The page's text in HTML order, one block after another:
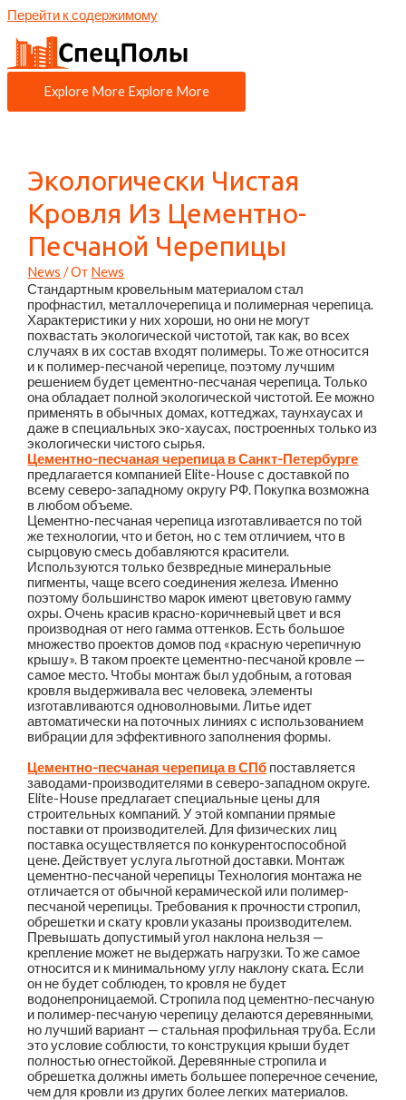
Перейти к содержимому
Explore More Explore More
Экологически Чистая
Кровля Из Цементно-
Песчаной Черепицы
News / От News
Стандартным кровельным материалом стал
профнастил, металлочерепица и полимерная черепица.
Характеристики у них хороши, но они не могут
похвастать экологической чистотой, так как, во всех
случаях в их состав входят полимеры. То же относится
и к полимер-песчаной черепице, поэтому лучшим
решением будет цементно-песчаная черепица. Только
она обладает полной экологической чистотой. Ее можно
применять в обычных домах, коттеджах, таунхаусах и
даже в специальных эко-хаусах, построенных только из
экологически чистого сырья.
Цементно-песчаная черепица в Санкт-Петербурге
предлагается компанией Elite-House с доставкой по
всему северо-западному округу РФ. Покупка возможна
в любом объеме.
Цементно-песчаная черепица изготавливается по той
же технологии, что и бетон, но с тем отличием, что в
сырцовую смесь добавляются красители.
Используются только безвредные минеральные
пигменты, чаще всего соединения железа. Именно
поэтому большинство марок имеют цветовую гамму
охры. Очень красив красно-коричневый цвет и вся
производная от него гамма оттенков. Есть большое
множество проектов домов под «красную черепичную
крышу». В таком проекте цементно-песчаной кровле —
самое место. Чтобы монтаж был удобным, а готовая
кровля выдерживала вес человека, элементы
изготавливаются одноволновыми. Литье идет
автоматически на поточных линиях с использованием
вибрации для эффективного заполнения формы.
Цементно-песчаная черепица в СПб поставляется
заводами-производителями в северо-западном округе.
Elite-House предлагает специальные цены для
строительных компаний. У этой компании прямые
поставки от производителей. Для физических лиц
поставка осуществляется по конкурентоспособной
цене. Действует услуга льготной доставки. Монтаж
цементно-песчаной черепицы Технология монтажа не
отличается от обычной керамической или полимер-
песчаной черепицы. Требования к прочности стропил,
обрешетки и скату кровли указаны производителем.
Превышать допустимый угол наклона нельзя —
крепление может не выдержать нагрузки. То же самое
относится и к минимальному углу наклону ската. Если
он не будет соблюден, то кровля не будет
водонепроницаемой. Стропила под цементно-песчаную
и полимер-песчаную черепицу делаются деревянными,
но лучший вариант — стальная профильная труба. Если
это условие соблюсти, то конструкция крыши будет
полностью огнестойкой. Деревянные стропила и
обрешетка должны иметь большее поперечное сечение,
чем для кровли из других более легких материалов.